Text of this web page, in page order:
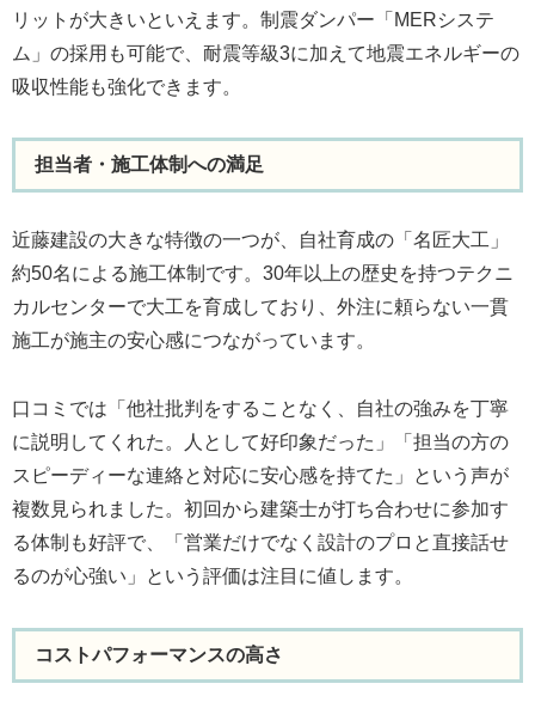
リットが大きいといえます。制震ダンパー「MERシステ
ム」の採用も可能で、耐震等級3に加えて地震エネルギーの
吸収性能も強化できます。
担当者・施工体制への満足
近藤建設の大きな特徴の一つが、自社育成の「名匠大工」
約50名による施工体制です。30年以上の歴史を持つテクニ
カルセンターで大工を育成しており、外注に頼らない一貫
施工が施主の安心感につながっています。
口コミでは「他社批判をすることなく、自社の強みを丁寧
に説明してくれた。人として好印象だった」「担当の方の
スピーディーな連絡と対応に安心感を持てた」という声が
複数見られました。初回から建築士が打ち合わせに参加す
る体制も好評で、「営業だけでなく設計のプロと直接話せ
るのが心強い」という評価は注目に値します。
コストパフォーマンスの高さ